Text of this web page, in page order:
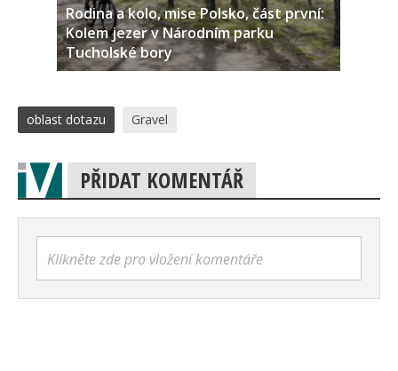
Rodina a kolo, mise Polsko, část první:
Kolem jezer v Národním parku
Tucholské bory
oblast dotazu Gravel
PŘIDAT KOMENTÁŘ
Klikněte zde pro vložení komentáře